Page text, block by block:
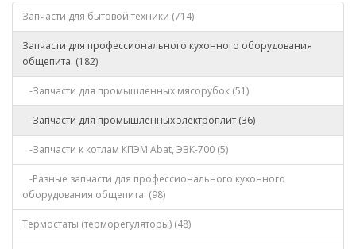
Запчасти для бытовой техники (714)
Запчасти для профессионального кухонного оборудования
общепита. (182)
-Запчасти для промышленных мясорубок (51)
-Запчасти для промышленных электроплит (36)
-Запчасти к котлам КПЭМ Abat, ЭВК-700 (5)
-Разные запчасти для профессионального кухонного
оборудования общепита. (98)
Термостаты (терморегуляторы) (48)